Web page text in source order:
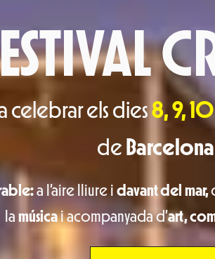
celebrar els dies8, 9,
deBarcelona
a l’aire lliure i davant del mar,
la músicai acompanyada d’art,